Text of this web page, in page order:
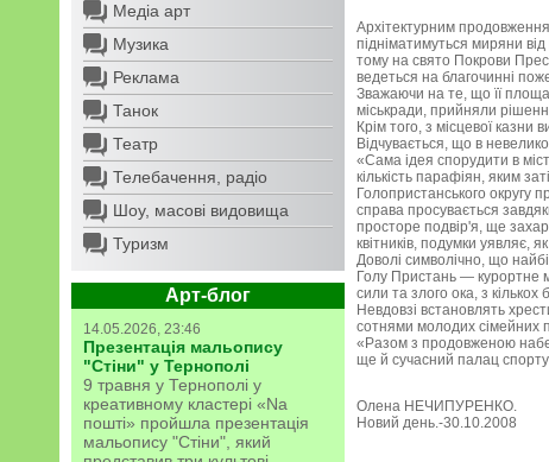
Медіа арт
Музика
Реклама
Танок
Театр
Телебачення, радіо
Шоу, масові видовища
Туризм
Арт-блог
14.05.2026, 23:46
Презентація мальопису
"Стіни" у Тернополі
9 травня у Тернополі у
креативному кластері «Na
пошті» пройшла презентація
мальопису "Стіни", який
Архітектурним
підніматимуться миряни
тому на свято Покрови
ведеться на благочинні
Зважаючи на те, що її
міськради, прийняли
Крім того, з місцевої
Відчувається, що в
«Сама ідея спорудити в
кількість парафіян, яким
Голопристанського
справа просувається
просторе подвір'я, ще
квітників, подумки уявляє,
Доволі символічно, що
Голу Пристань — курортне
сили та злого ока, з кількох
Невдовзі встановлять
сотнями молодих сімейних
«Разом з продовженою
ще й сучасний палац
Олена НЕЧИПУРЕНКО.
Новий день.-30.10.2008